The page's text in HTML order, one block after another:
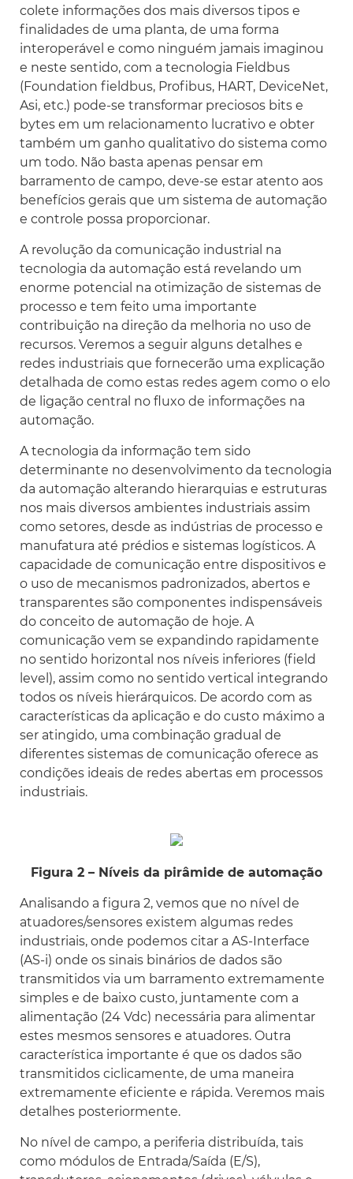
colete informações dos mais diversos tipos e
finalidades de uma planta, de uma forma
interoperável e como ninguém jamais imaginou
e neste sentido, com a tecnologia Fieldbus
(Foundation fieldbus, Profibus, HART, DeviceNet,
Asi, etc.) pode-se transformar preciosos bits e
bytes em um relacionamento lucrativo e obter
também um ganho qualitativo do sistema como
um todo. Não basta apenas pensar em
barramento de campo, deve-se estar atento aos
benefícios gerais que um sistema de automação
e controle possa proporcionar.
A revolução da comunicação industrial na
tecnologia da automação está revelando um
enorme potencial na otimização de sistemas de
processo e tem feito uma importante
contribuição na direção da melhoria no uso de
recursos. Veremos a seguir alguns detalhes e
redes industriais que fornecerão uma explicação
detalhada de como estas redes agem como o elo
de ligação central no fluxo de informações na
automação.
A tecnologia da informação tem sido
determinante no desenvolvimento da tecnologia
da automação alterando hierarquias e estruturas
nos mais diversos ambientes industriais assim
como setores, desde as indústrias de processo e
manufatura até prédios e sistemas logísticos. A
capacidade de comunicação entre dispositivos e
o uso de mecanismos padronizados, abertos e
transparentes são componentes indispensáveis
do conceito de automação de hoje. A
comunicação vem se expandindo rapidamente
no sentido horizontal nos níveis inferiores (field
level ), assim como no sentido vertical integrando
todos os níveis hierárquicos. De acordo com as
características da aplicação e do custo máximo a
ser atingido, uma combinação gradual de
diferentes sistemas de comunicação oferece as
condições ideais de redes abertas em processos
industriais.
Figura 2 – Níveis da pirâmide de automação
Analisando a figura 2, vemos que no nível de
atuadores/sensores existem algumas redes
industriais, onde podemos citar a AS-Interface
(AS-i) onde os sinais binários de dados são
transmitidos via um barramento extremamente
simples e de baixo custo, juntamente com a
alimentação (24 Vdc) necessária para alimentar
estes mesmos sensores e atuadores. Outra
característica importante é que os dados são
transmitidos ciclicamente, de uma maneira
extremamente eficiente e rápida. Veremos mais
detalhes posteriormente.
No nível de campo, a periferia distribuída, tais
como módulos de Entrada/Saída (E/S),